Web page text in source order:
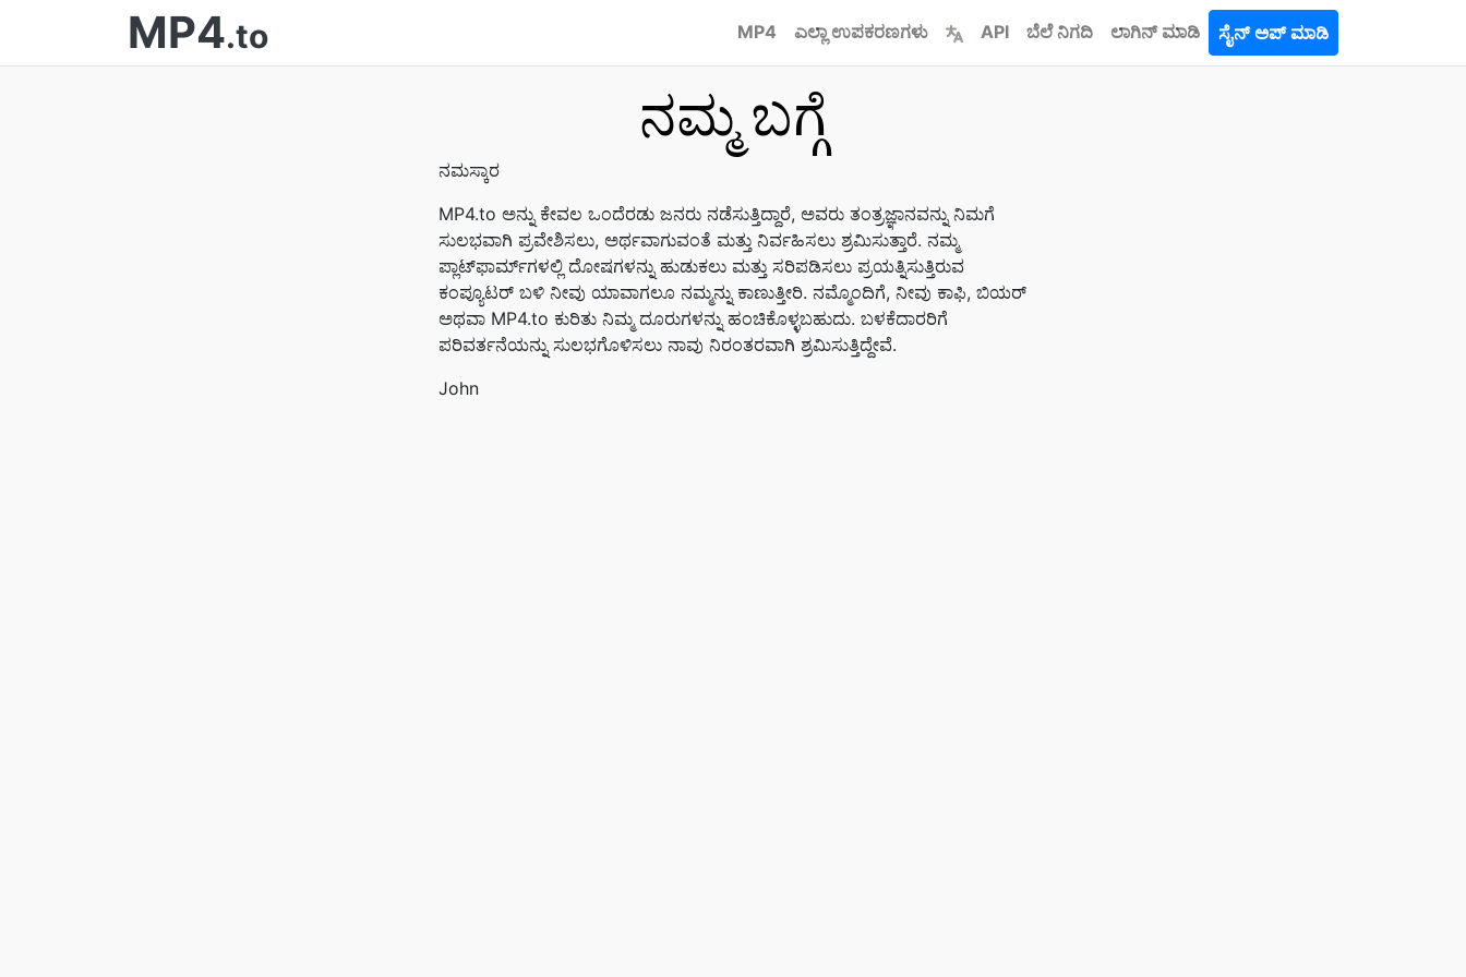
MP4.to MP4 ಎಲ್ಲಾ ಉಪಕರಣಗಳು API ಬೆಲೆ ನಿಗದಿ ಲಾಗಿನ್ ಮಾಡಿ ಸೈನ್ ಅಪ್ ಮಾಡಿ
ನಮ್ಮ ಬಗ್ಗೆ
ನಮಸ್ಕಾರ
MP4.to ಅನ್ನು ಕೇವಲ ಒಂದೆರಡು ಜನರು ನಡೆಸುತ್ತಿದ್ದಾರೆ, ಅವರು ತಂತ್ರಜ್ಞಾನವನ್ನು ನಿಮಗೆ
ಸುಲಭವಾಗಿ ಪ್ರವೇಶಿಸಲು, ಅರ್ಥವಾಗುವಂತೆ ಮತ್ತು ನಿರ್ವಹಿಸಲು ಶ್ರಮಿಸುತ್ತಾರೆ. ನಮ್ಮ
ಪ್ಲಾಟ್‌ಫಾರ್ಮ್‌ಗಳಲ್ಲಿ ದೋಷಗಳನ್ನು ಹುಡುಕಲು ಮತ್ತು ಸರಿಪಡಿಸಲು ಪ್ರಯತ್ನಿಸುತ್ತಿರುವ
ಕಂಪ್ಯೂಟರ್ ಬಳಿ ನೀವು ಯಾವಾಗಲೂ ನಮ್ಮನ್ನು ಕಾಣುತ್ತೀರಿ. ನಮ್ಮೊಂದಿಗೆ, ನೀವು ಕಾಫಿ, ಬಿಯರ್
ಅಥವಾ MP4.to ಕುರಿತು ನಿಮ್ಮ ದೂರುಗಳನ್ನು ಹಂಚಿಕೊಳ್ಳಬಹುದು. ಬಳಕೆದಾರರಿಗೆ
ಪರಿವರ್ತನೆಯನ್ನು ಸುಲಭಗೊಳಿಸಲು ನಾವು ನಿರಂತರವಾಗಿ ಶ್ರಮಿಸುತ್ತಿದ್ದೇವೆ.
John